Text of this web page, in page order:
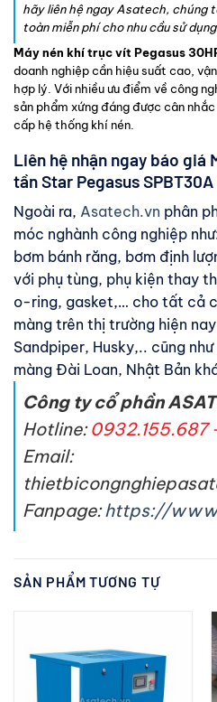
hãy liên hệ ngay Asatech, chúng
toàn miễn phí cho nhu cầu sử
Máy nén khí trục vít Pegasus
doanh nghiệp cần hiệu suất cao,
hợp lý. Với nhiều ưu điểm về công
sản phẩm xứng đáng được cân
cấp hệ thống khí nén.
Liên hệ nhận ngay báo giá
tần Star Pegasus SPBT30A
Ngoài ra, Asatech.vn phân
móc nghành công nghiệp
bơm bánh răng, bơm định
với phụ tùng, phụ kiện thay
o-ring, gasket,… cho tất cả
màng trên thị trường hiện
Sandpiper, Husky,.. cũng
màng Đài Loan, Nhật Bản
Công ty cổ phần
Hotline:0932.155.687
Email:
Fanpage:https://
SẢN PHẨM TƯƠNG TỰ